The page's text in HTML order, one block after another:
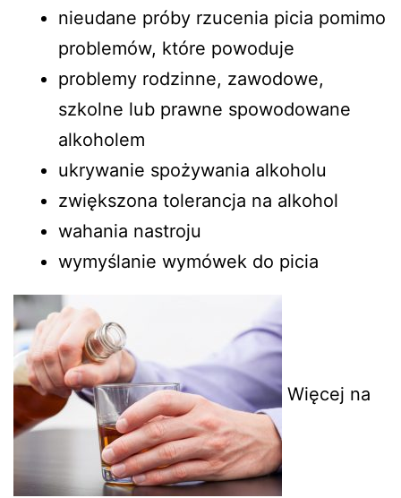
nieudane próby rzucenia picia pomimo
problemów, które powoduje
problemy rodzinne, zawodowe,
szkolne lub prawne spowodowane
alkoholem
ukrywanie spożywania alkoholu
zwiększona tolerancja na alkohol
wahania nastroju
wymyślanie wymówek do picia
Więcej na